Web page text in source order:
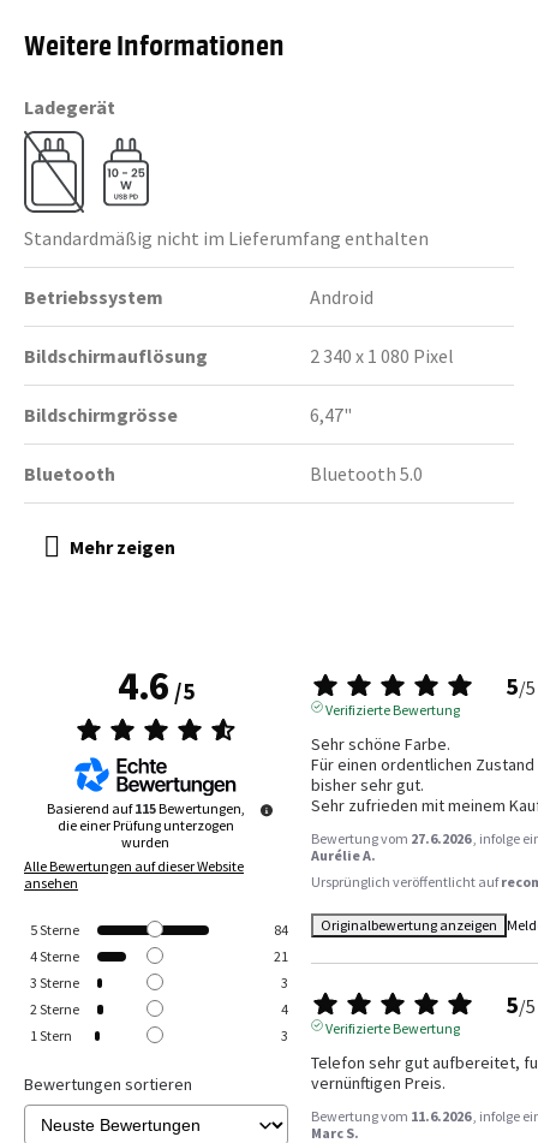
Weitere Informationen
Ladegerät
Standardmäßig nicht im Lieferumfang enthalten
Betriebssystem Android
Bildschirmauflösung 2 340 x 1 080 Pixel
Bildschirmgrösse 6,47"
Bluetooth Bluetooth 5.0
4.6/5
Basierend auf115Bewertungen,
die einer Prüfung unterzogen
wurden
Alle Bewertungen auf dieser Website
ansehen
5Sterne
84
4Sterne
21
3 Sterne
3
2 Sterne
4
1 Stern 3
Bewertungen sortieren
5/5
Verifizierte Bewertung
Sehr schöne Farbe.
Für einen ordentlichen
bisher sehr gut.
Sehr zufrieden mit meinem
Bewertung vom 27.6.2026 , infolge
Aurélie A.
Ursprünglich veröffentlicht auf
Originalbewertung anzeigen
5/5
Verifizierte Bewertung
Telefon sehr gut aufbereitet,
vernünftigen Preis.
Bewertung vom 11.6.2026 , infolge
Marc S.